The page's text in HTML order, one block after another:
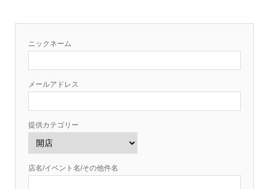
ニックネーム
メールアドレス
提供カテゴリー
店名/イベント名/その他件名